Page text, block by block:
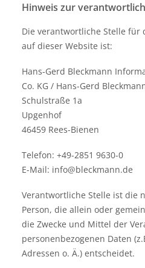
Hinweis zur
Die verantwortliche Stelle für
auf dieser Website ist:
Hans-Gerd Bleckmann
Co. KG / Hans-Gerd
Schulstraße 1a
Upgenhof
46459 Rees-Bienen
Telefon: +49-2851 9630-0
E-Mail: info@bleckmann.de
Verantwortliche Stelle ist die
Person, die allein oder
die Zwecke und Mittel der
personenbezogenen Daten
Adressen o. Ä.) entscheidet.